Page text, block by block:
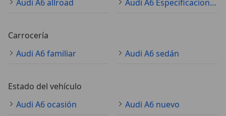
Audi A6 allroad
Audi A6 Especificaciones técnicas
Carrocería
Audi A6 familiar
Audi A6 sedán
Estado del vehículo
Audi A6 ocasión
Audi A6 nuevo